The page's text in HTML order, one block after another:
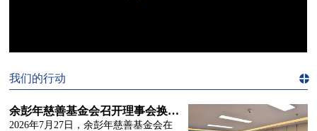
我们的行动
余彭年慈善基金会召开理事会换届会议
2026年7月27日，余彭年慈善基金会在